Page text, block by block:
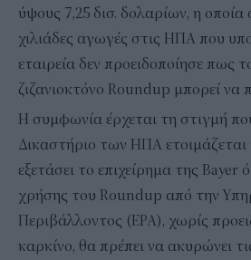
ύψους 7,25 δισ. δολαρίων, η οποία
χιλιάδες αγωγές στις ΗΠΑ που
εταιρεία δεν προειδοποίησε πως
ζιζανιοκτόνο Roundup μπορεί να
Η συμφωνία έρχεται τη στιγμή
Δικαστήριο των ΗΠΑ ετοιμάζεται
εξετάσει το επιχείρημα της Bayer
χρήσης του Roundup από την
Περιβάλλοντος (EPA), χωρίς
καρκίνο, θα πρέπει να ακυρώνει